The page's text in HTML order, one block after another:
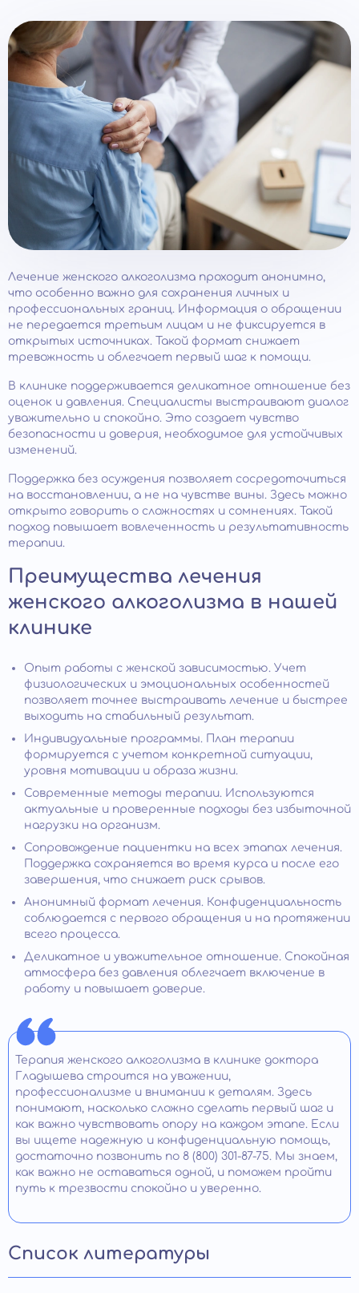
Лечение женского алкоголизма проходит анонимно,
что особенно важно для сохранения личных и
профессиональных границ. Информация о обращении
не передается третьим лицам и не фиксируется в
открытых источниках. Такой формат снижает
тревожность и облегчает первый шаг к помощи.
В клинике поддерживается деликатное отношение без
оценок и давления. Специалисты выстраивают диалог
уважительно и спокойно. Это создает чувство
безопасности и доверия, необходимое для устойчивых
изменений.
Поддержка без осуждения позволяет сосредоточиться
на восстановлении, а не на чувстве вины. Здесь можно
открыто говорить о сложностях и сомнениях. Такой
подход повышает вовлеченность и результативность
терапии.
Преимущества лечения
женского алкоголизма в нашей
клинике
Опыт работы с женской зависимостью. Учет
физиологических и эмоциональных особенностей
позволяет точнее выстраивать лечение и быстрее
выходить на стабильный результат.
Индивидуальные программы. План терапии
формируется с учетом конкретной ситуации,
уровня мотивации и образа жизни.
Современные методы терапии. Используются
актуальные и проверенные подходы без избыточной
нагрузки на организм.
Сопровождение пациентки на всех этапах лечения.
Поддержка сохраняется во время курса и после его
завершения, что снижает риск срывов.
Анонимный формат лечения. Конфиденциальность
соблюдается с первого обращения и на протяжении
всего процесса.
Деликатное и уважительное отношение. Спокойная
атмосфера без давления облегчает включение в
работу и повышает доверие.
Терапия женского алкоголизма в клинике доктора
Гладышева строится на уважении,
профессионализме и внимании к деталям. Здесь
понимают, насколько сложно сделать первый шаг и
как важно чувствовать опору на каждом этапе. Если
вы ищете надежную и конфиденциальную помощь,
достаточно позвонить по 8 (800) 301-87-75. Мы знаем,
как важно не оставаться одной, и поможем пройти
путь к трезвости спокойно и уверенно.
Список литературы